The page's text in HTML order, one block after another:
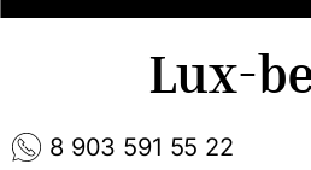
8 903 591 55 22
Lux-